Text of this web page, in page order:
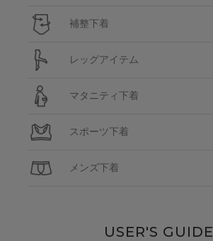
補整下着
レッグアイテム
マタニティ下着
スポーツ下着
メンズ下着
USER'S GUIDE